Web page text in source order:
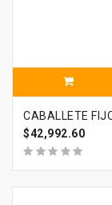
CABALLETE
$42,992.60